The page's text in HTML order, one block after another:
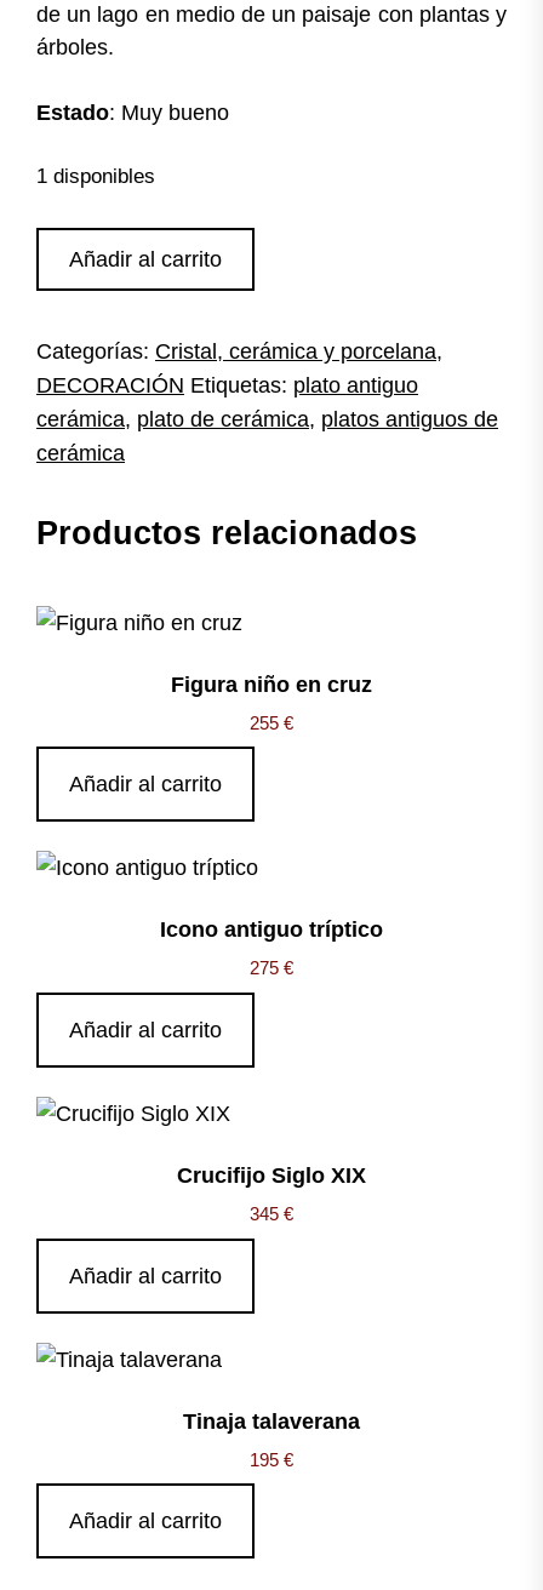
de un lago en medio de un paisaje con plantas y
árboles.
Estado: Muy bueno
1 disponibles
cantidad
Añadir al carrito
Categorías: Cristal, cerámica y porcelana,
DECORACIÓN Etiquetas: plato antiguo
cerámica, plato de cerámica, platos antiguos de
cerámica
Productos relacionados
Figura niño en cruz
255 €
Añadir al carrito
Icono antiguo tríptico
275 €
Añadir al carrito
Crucifijo Siglo XIX
345 €
Añadir al carrito
Tinaja talaverana
195 €
Añadir al carrito